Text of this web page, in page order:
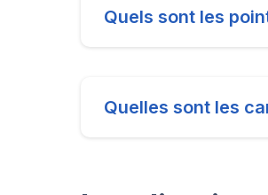
Quels sont les
Quelles sont les